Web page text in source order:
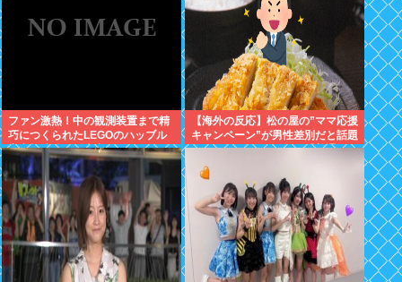
ファン激熱！中の観測装置まで精
巧につくられたLEGOのハッブル
宇宙望遠鏡が販売中
【海外の反応】松の屋の”ママ応援
キャンペーン”が男性差別だと話題
になっているらしい → 「普通
に”家族割”にしたらよかったのに
な」「こんなのにイライラできる
って幸せな人生を送ってるよな」